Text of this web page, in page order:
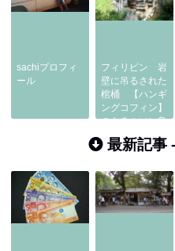
sachiプロフィ
ール
フィリピン 岩
壁に吊るされた
棺桶 【ハンギ
ングコフィン】
のあるルソン島
北部 サガダ
最新記事 -